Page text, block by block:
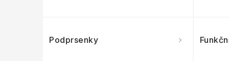
Podprsenky